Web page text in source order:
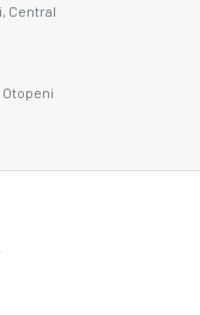
Central